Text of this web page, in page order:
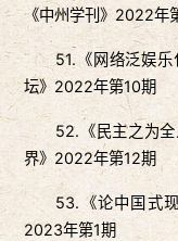
《中州学刊》2022年
51.《网络泛娱
坛》2022年第10期
52.《民主之为
界》2022年第12期
53.《论中国式
2023年第1期